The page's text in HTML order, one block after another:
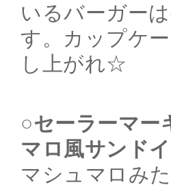
いるバーガー
す。カップケ
し上がれ☆
○セーラーマー
マロ風サンド
マシュマロみ